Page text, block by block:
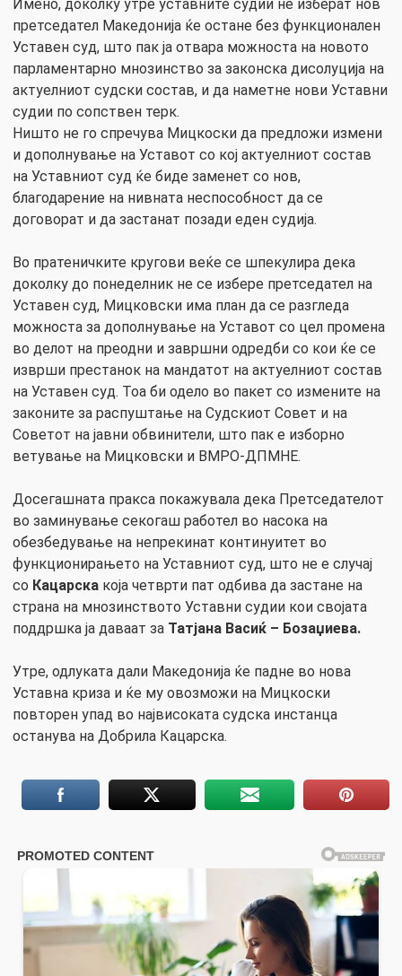
Имено, доколку утре уставните судии не изберат нов
претседател Македонија ќе остане без функционален
Уставен суд, што пак ја отвара можноста на новото
парламентарно мнозинство за законска дисолуција на
актуелниот судски состав, и да наметне нови Уставни
судии по сопствен терк.
Ништо не го спречува Мицкоски да предложи измени
и дополнување на Уставот со кој актуелниот состав
на Уставниот суд ќе биде заменет со нов,
благодарение на нивната неспособност да се
договорат и да застанат позади еден судија.
Во пратеничките кругови веќе се шпекулира дека
доколку до понеделник не се избере претседател на
Уставен суд, Мицковски има план да се разгледа
можноста за дополнување на Уставот со цел промена
во делот на преодни и завршни одредби со кои ќе се
изврши престанок на мандатот на актуелниот состав
на Уставен суд. Тоа би одело во пакет со измените на
законите за распуштање на Судскиот Совет и на
Советот на јавни обвинители, што пак е изборно
ветување на Мицковски и ВМРО-ДПМНЕ.
Досегашната пракса покажувала дека Претседателот
во заминување секогаш работел во насока на
обезбедување на непрекинат континуитет во
функционирањето на Уставниот суд, што не е случај
со Кацарска која четврти пат одбива да застане на
страна на мнозинството Уставни судии кои својата
поддршка ја даваат за Татјана Васиќ – Бозаџиева.
Утре, одлуката дали Македонија ќе падне во нова
Уставна криза и ќе му овозможи на Мицкоски
повторен упад во највисоката судска инстанца
останува на Добрила Кацарска.